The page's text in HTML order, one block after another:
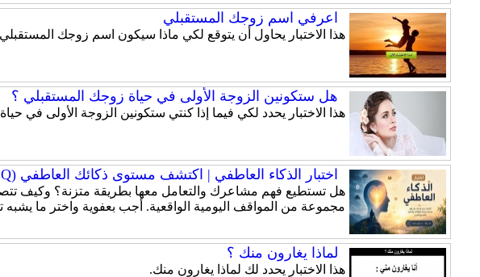
اعرفي اسم زوجك المستقبلي
هذا الاختبار يحاول أن يتوقع لكي ماذا سيكون اسم زوجك
هل ستكونين الزوجة الأولى في حياة زوجك المستقبلي ؟
هذا الاختبار يحدد لكي فيما إذا كنتي ستكونين الزوجة الأولى في
اختبار الذكاء العاطفي | اكتشف مستوى ذكائك العاطفي (EQ)
هل تستطيع فهم مشاعرك والتعامل معها بطريقة متزنة؟ وكيف
مجموعة من المواقف اليومية الواقعية. أجب بعفوية واختر ما
لماذا يغارون منك ؟
هذا الاختبار يحدد لك لماذا يغارون منك.